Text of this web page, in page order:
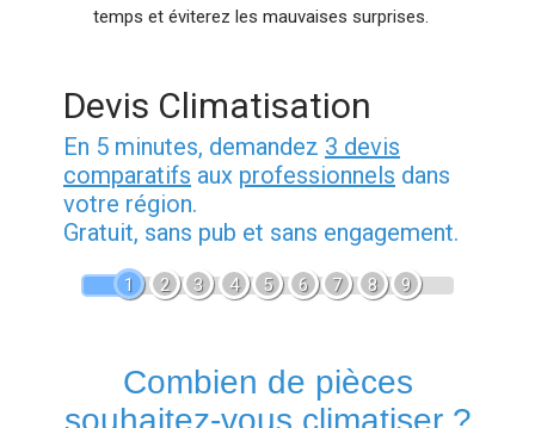
temps et éviterez les mauvaises surprises.
Devis Climatisation
En 5 minutes, demandez 3 devis
comparatifs aux professionnels dans
votre région.
Gratuit, sans pub et sans engagement.
1 2 3 4 5 6 7 8 9
Combien de pièces
souhaitez-vous climatiser ?